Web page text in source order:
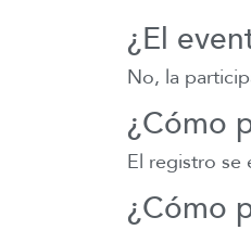
¿El
No, la
¿Cómo
El registro se
¿Cómo